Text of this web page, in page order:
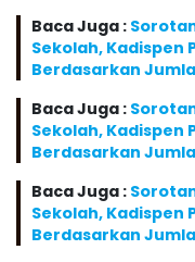
Baca Juga :
Sekolah, Kadispen
Berdasarkan
Baca Juga :
Sekolah, Kadispen
Berdasarkan
Baca Juga :
Sekolah, Kadispen
Berdasarkan